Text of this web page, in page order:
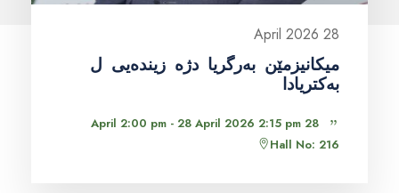
28 April 2026
میکانیزمێن بەرگریا دژە زیندەیی ل
بەکتریادا
28 April 2:00 pm - 28 April 2026 2:15 pm
Hall No: 216